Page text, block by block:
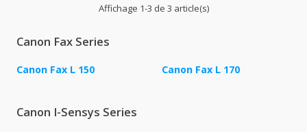
Affichage 1-3 de 3 article(s)
Canon Fax Series
Canon Fax L 150 Canon Fax L 170
Canon I-Sensys Series